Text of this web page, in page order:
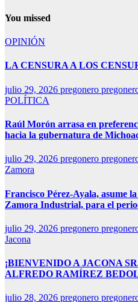
You missed
OPINIÓN
LA CENSURA A LOS
julio 29, 2026 pregonero
POLÍTICA
Raúl Morón arrasa en
hacia la gubernatura de
julio 29, 2026 pregonero
Zamora
Francisco Pérez-Ayala, asume
Zamora Industrial, para el
julio 29, 2026 pregonero
Jacona
¡BIENVENIDO A JACONA
ALFREDO RAMÍREZ
julio 28, 2026 pregonero